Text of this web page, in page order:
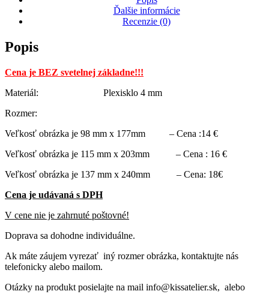
Ďalšie informácie
Recenzie (0)
Popis
Cena je BEZ svetelnej základne!!!
Materiál: Plexisklo 4 mm
Rozmer:
Veľkosť obrázka je 98 mm x 177mm – Cena :14 €
Veľkosť obrázka je 115 mm x 203mm – Cena : 16 €
Veľkosť obrázka je 137 mm x 240mm – Cena: 18€
Cena je udávaná s DPH
V cene nie je zahrnuté poštovné!
Doprava sa dohodne individuálne.
Ak máte záujem vyrezať iný rozmer obrázka, kontaktujte nás
telefonicky alebo mailom.
Otázky na produkt posielajte na mail info@kissatelier.sk, alebo